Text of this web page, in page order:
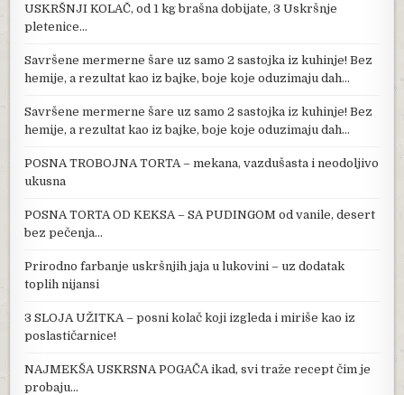
USKRŠNJI KOLAČ, od 1 kg brašna dobijate, 3 Uskršnje
pletenice…
Savršene mermerne šare uz samo 2 sastojka iz kuhinje! Bez
hemije, a rezultat kao iz bajke, boje koje oduzimaju dah…
Savršene mermerne šare uz samo 2 sastojka iz kuhinje! Bez
hemije, a rezultat kao iz bajke, boje koje oduzimaju dah…
POSNA TROBOJNA TORTA – mekana, vazdušasta i neodoljivo
ukusna
POSNA TORTA OD KEKSA – SA PUDINGOM od vanile, desert
bez pečenja…
Prirodno farbanje uskršnjih jaja u lukovini – uz dodatak
toplih nijansi
3 SLOJA UŽITKA – posni kolač koji izgleda i miriše kao iz
poslastičarnice!
NAJMEKŠA USKRSNA POGAČA ikad, svi traže recept čim je
probaju…